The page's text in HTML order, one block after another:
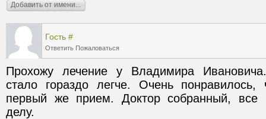
Гость #
Ответить Пожаловаться
Прохожу лечение у Владимира
стало гораздо легче. Очень
первый же прием. Доктор собранный, все
делу.